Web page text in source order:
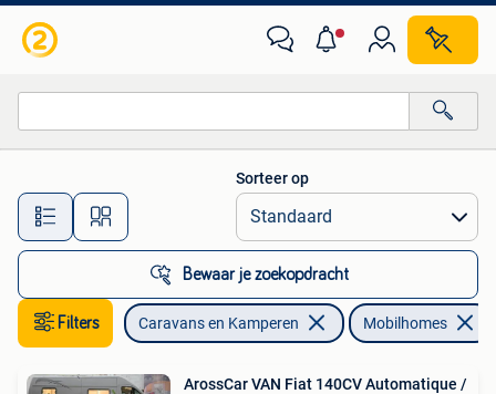
Alle afstanden…
Sorteer op
Bewaar je zoekopdracht
Filters Caravans en Kamperen Mobilhomes
ArossCar VAN Fiat 140CV Automatique /